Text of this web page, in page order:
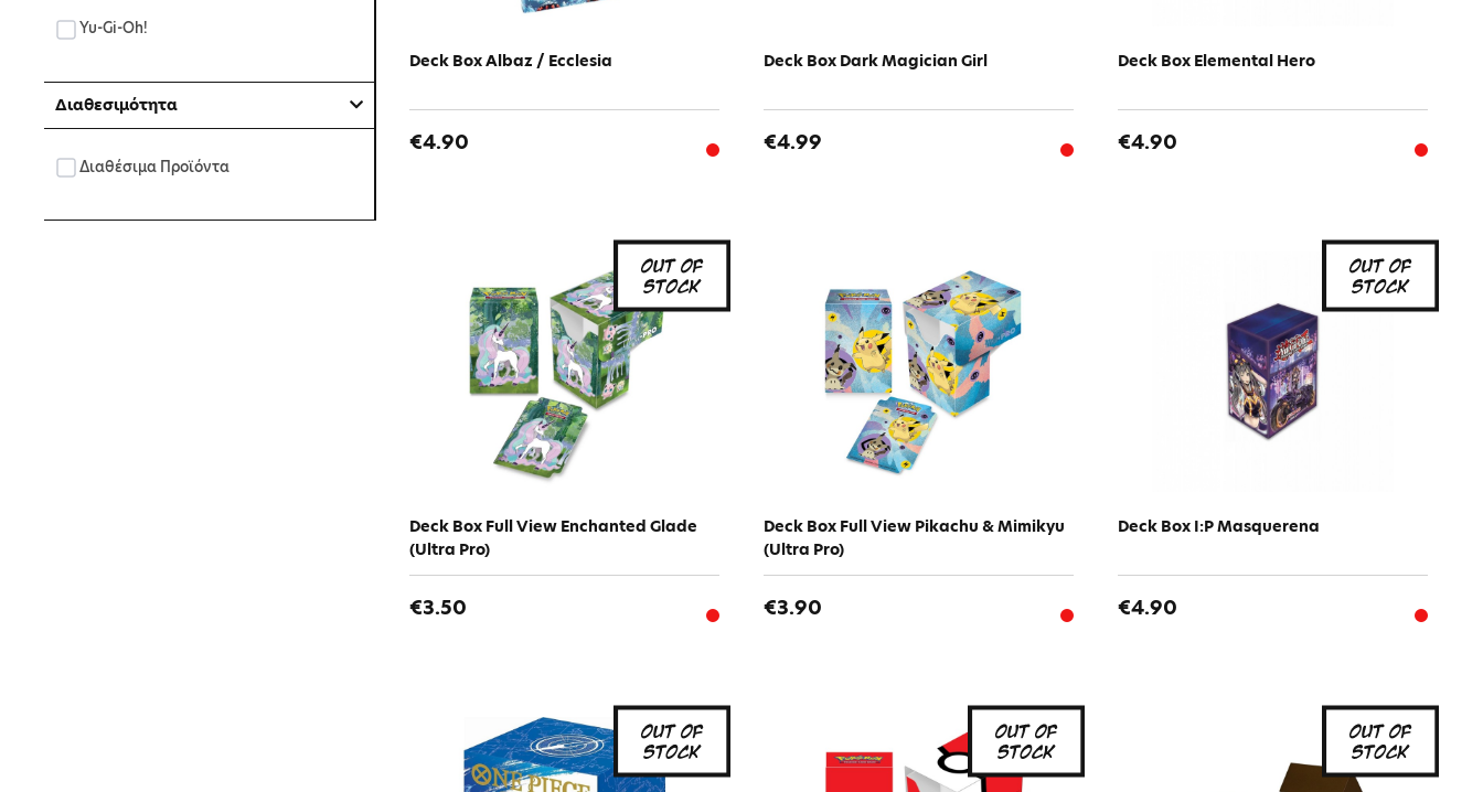
Yu-Gi-Oh!
Διαθεσιμότητα
Διαθέσιμα Προϊόντα
Deck Box Albaz / Ecclesia
€4.90
Deck Box Dark Magician Girl
€4.99
Deck Box Elemental Hero
€4.90
Deck Box Full View Enchanted Glade
(Ultra Pro)
€3.50
Deck Box Full View Pikachu & Mimikyu
(Ultra Pro)
€3.90
Deck Box I:P Masquerena
€4.90